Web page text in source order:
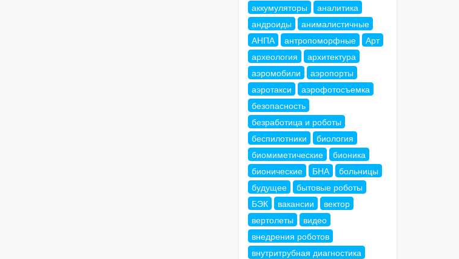
аккумуляторы
аналитика
андроиды
анималистичные
АНПА
антропоморфные
Арт
археология
архитектура
аэромобили
аэропорты
аэротакси
аэрофотосъемка
безопасность
безработица и роботы
беспилотники
биология
биомиметические
бионика
бионические
БНА
больницы
будущее
бытовые роботы
БЭК
вакансии
вектор
вертолеты
видео
внедрения роботов
внутритрубная диагностика